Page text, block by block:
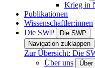
Krieg in
Publikationen
Wissenschaftler:innen
Die SWP
Die SWP
Navigation zuklappen
Zur Übersicht: Die
Über uns
Über